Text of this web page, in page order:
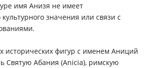
имя Анизя не имеет
значения или связи с
исторических фигур с именем Аниций
Святую Абания (Anicia), римскую